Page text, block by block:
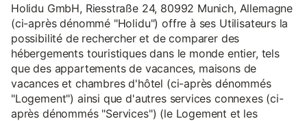
Holidu GmbH, Riesstraße 24, 80992 Munich, Allemagne
(ci-après dénommé "Holidu") offre à ses Utilisateurs la
possibilité de rechercher et de comparer des
hébergements touristiques dans le monde entier, tels
que des appartements de vacances, maisons de
vacances et chambres d'hôtel (ci-après dénommés
"Logement") ainsi que d'autres services connexes (ci-
après dénommés "Services") (le Logement et les